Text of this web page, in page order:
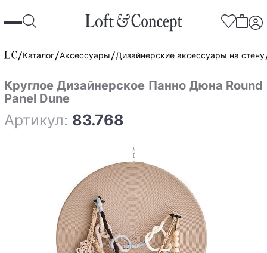
Каталог Аксессуары Дизайнерские аксессуары на стену
Круглое Дизайнерское Панно Дюна Round
Panel Dune
Артикул: 83.768